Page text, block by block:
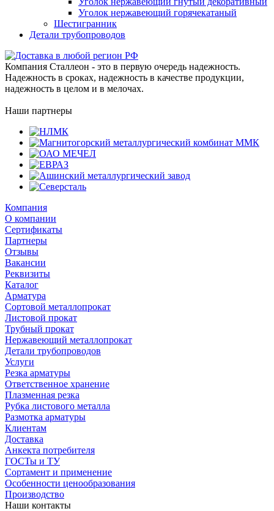
Уголок нержавеющий горячекатаный
Шестигранник
Детали трубопроводов
Компания Сталлеон - это в первую очередь надежность.
Надежность в сроках, надежность в качестве продукции,
надежность в целом и в мелочах.
Наши партнеры
Компания
О компании
Сертификаты
Партнеры
Отзывы
Вакансии
Реквизиты
Каталог
Арматура
Сортовой металлопрокат
Листовой прокат
Трубный прокат
Нержавеющий металлопрокат
Детали трубопроводов
Услуги
Резка арматуры
Ответственное хранение
Плазменная резка
Рубка листового металла
Размотка арматуры
Клиентам
Доставка
Анкекта потребителя
ГОСТы и ТУ
Сортамент и применение
Особенности ценообразования
Производство
Наши контакты